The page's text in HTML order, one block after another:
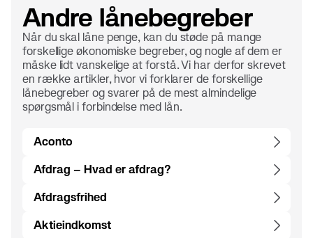
Andre lånebegreber
Når du skal låne penge, kan du støde på mange
forskellige økonomiske begreber, og nogle af dem er
måske lidt vanskelige at forstå. Vi har derfor skrevet
en række artikler, hvor vi forklarer de forskellige
lånebegreber og svarer på de mest almindelige
spørgsmål i forbindelse med lån.
Aconto
Afdrag – Hvad er afdrag?
Afdragsfrihed
Aktieindkomst